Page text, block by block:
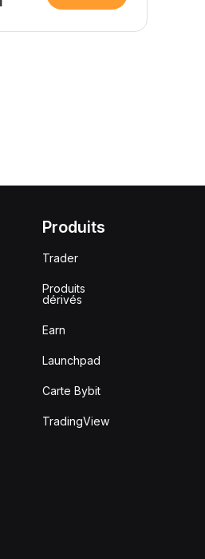
Produits
Trader
Produits
dérivés
Earn
Launchpad
Carte Bybit
TradingView